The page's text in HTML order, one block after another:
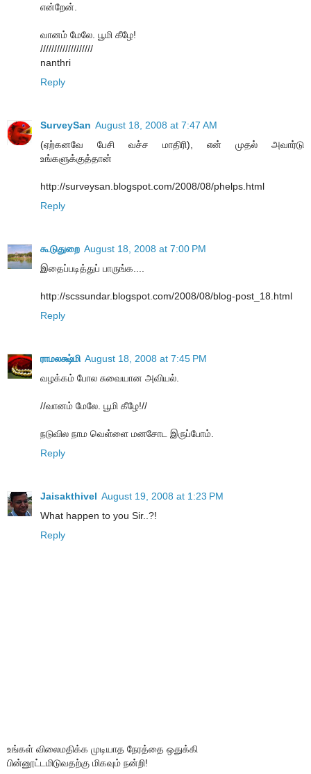
என்றேன்.
வானம் மேலே. பூமி கீழே!
///////////////////
nanthri
Reply
SurveySan August 18, 2008 at 7:47 AM
(ஏற்கனவே பேசி வச்ச மாதிரி), என் முதல் அவார்டு
உங்களுக்குத்தான்
http://surveysan.blogspot.com/2008/08/phelps.html
Reply
கூடுதுறை August 18, 2008 at 7:00 PM
இதைப்படித்துப் பாருங்க....
http://scssundar.blogspot.com/2008/08/blog-post_18.html
Reply
ராமலக்ஷ்மி August 18, 2008 at 7:45 PM
வழக்கம் போல சுவையான அவியல்.
//வானம் மேலே. பூமி கீழே!//
நடுவில நாம வெள்ளை மனசோட இருப்போம்.
Reply
Jaisakthivel August 19, 2008 at 1:23 PM
What happen to you Sir..?!
Reply
உங்கள் விலைமதிக்க முடியாத நேரத்தை ஒதுக்கி
பின்னூட்டமிடுவதற்கு மிகவும் நன்றி!